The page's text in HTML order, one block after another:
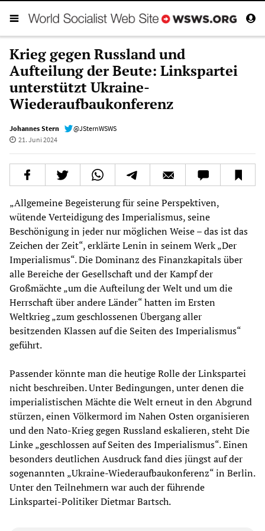
Krieg gegen Russland und
Aufteilung der Beute: Linkspartei
unterstützt Ukraine-
Wiederaufbaukonferenz
Johannes Stern
@JSternWSWS
21. Juni 2024
„Allgemeine Begeisterung für seine Perspektiven,
wütende Verteidigung des Imperialismus, seine
Beschönigung in jeder nur möglichen Weise – das ist das
Zeichen der Zeit“, erklärte Lenin in seinem Werk „Der
Imperialismus“. Die Dominanz des Finanzkapitals über
alle Bereiche der Gesellschaft und der Kampf der
Großmächte „um die Aufteilung der Welt und um die
Herrschaft über andere Länder“ hatten im Ersten
Weltkrieg „zum geschlossenen Übergang aller
besitzenden Klassen auf die Seiten des Imperialismus“
geführt.
Passender könnte man die heutige Rolle der Linkspartei
nicht beschreiben. Unter Bedingungen, unter denen die
imperialistischen Mächte die Welt erneut in den Abgrund
stürzen, einen Völkermord im Nahen Osten organisieren
und den Nato-Krieg gegen Russland eskalieren, steht Die
Linke „geschlossen auf Seiten des Imperialismus“. Einen
besonders deutlichen Ausdruck fand dies jüngst auf der
sogenannten „Ukraine-Wiederaufbaukonferenz“ in Berlin.
Unter den Teilnehmern war auch der führende
Linkspartei-Politiker Dietmar Bartsch.